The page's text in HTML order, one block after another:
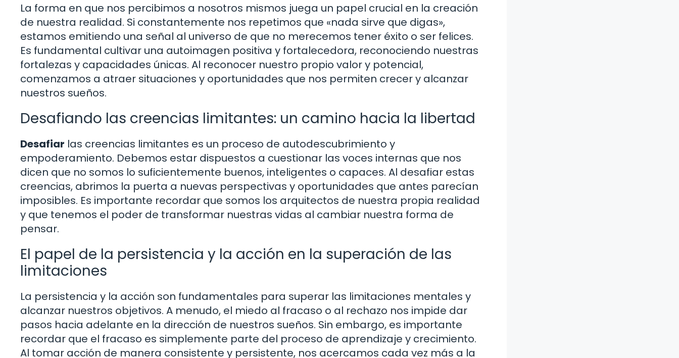
La forma en que nos percibimos a nosotros mismos juega un papel crucial en la creación
de nuestra realidad. Si constantemente nos repetimos que «nada sirve que digas»,
estamos emitiendo una señal al universo de que no merecemos tener éxito o ser felices.
Es fundamental cultivar una autoimagen positiva y fortalecedora, reconociendo nuestras
fortalezas y capacidades únicas. Al reconocer nuestro propio valor y potencial,
comenzamos a atraer situaciones y oportunidades que nos permiten crecer y alcanzar
nuestros sueños.
Desafiando las creencias limitantes: un camino hacia la libertad
Desafiar las creencias limitantes es un proceso de autodescubrimiento y
empoderamiento. Debemos estar dispuestos a cuestionar las voces internas que nos
dicen que no somos lo suficientemente buenos, inteligentes o capaces. Al desafiar estas
creencias, abrimos la puerta a nuevas perspectivas y oportunidades que antes parecían
imposibles. Es importante recordar que somos los arquitectos de nuestra propia realidad
y que tenemos el poder de transformar nuestras vidas al cambiar nuestra forma de
pensar.
El papel de la persistencia y la acción en la superación de las
limitaciones
La persistencia y la acción son fundamentales para superar las limitaciones mentales y
alcanzar nuestros objetivos. A menudo, el miedo al fracaso o al rechazo nos impide dar
pasos hacia adelante en la dirección de nuestros sueños. Sin embargo, es importante
recordar que el fracaso es simplemente parte del proceso de aprendizaje y crecimiento.
Al tomar acción de manera consistente y persistente, nos acercamos cada vez más a la